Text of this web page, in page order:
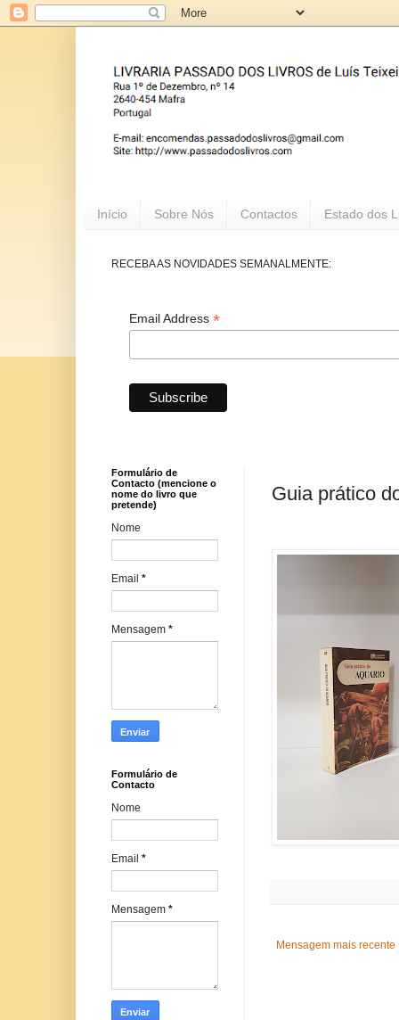
Início Sobre Nós Contactos Estado dos
RECEBA AS NOVIDADES SEMANALMENTE:
Email Address *
Guia prático
Mensagem mais recente
Formulário de
Contacto (mencione o
nome do livro que
pretende)
Nome
Email *
Mensagem *
Formulário de
Contacto
Nome
Email *
Mensagem *